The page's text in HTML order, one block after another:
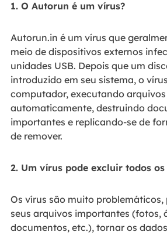
1. O Autorun é um vírus?
Autorun.in é um vírus que
meio de dispositivos externos
unidades USB. Depois que um
introduzido em seu sistema, o
computador, executando arquivos
automaticamente, destruindo
importantes e replicando-se de
de remover.
2. Um vírus pode excluir todos
Os vírus são muito problemáticos,
seus arquivos importantes (fotos,
documentos, etc.), tornar os